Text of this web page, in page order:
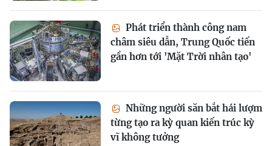
Phát triển thành công nam
châm siêu dẫn, Trung Quốc tiến
gần hơn tới 'Mặt Trời nhân tạo'
Những người săn bắt hái lượm
từng tạo ra kỳ quan kiến trúc kỳ
vĩ không tưởng